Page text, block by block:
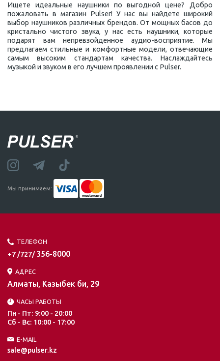
Ищете идеальные наушники по выгодной цене? Добро
пожаловать в магазин Pulser! У нас вы найдете широкий
выбор наушников различных брендов. От мощных басов до
кристально чистого звука, у нас есть наушники, которые
подарят вам непревзойденное аудио-восприятие. Мы
предлагаем стильные и комфортные модели, отвечающие
самым высоким стандартам качества. Наслаждайтесь
музыкой и звуком в его лучшем проявлении с Pulser.
Мы принимаем:
ТЕЛЕФОН
+7 /727/ 356-8000
АДРЕС
Алматы, Казыбек би, 29
ЧАСЫ РАБОТЫ
Пн - Пт: 9:00 - 20:00
Сб - Вс: 10:00 - 17:00
E-MAIL
sale@pulser.kz